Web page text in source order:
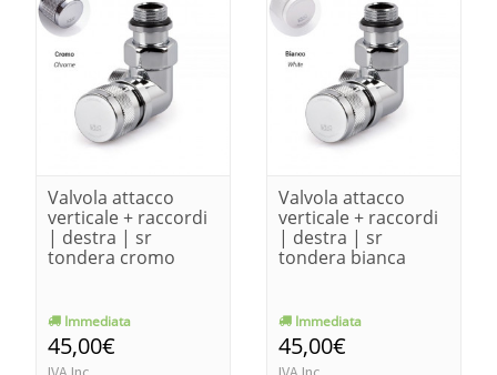
Valvola attacco
verticale + raccordi
| destra | sr
tondera cromo
Immediata
45,00€
Valvola attacco
verticale + raccordi
| destra | sr
tondera bianca
Immediata
45,00€